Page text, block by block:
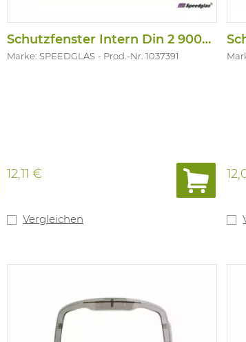
Schutzfenster Intern Din 2 9002X
Marke: SPEEDGLAS Prod.-Nr. 1037391
12,11 €
Vergleichen